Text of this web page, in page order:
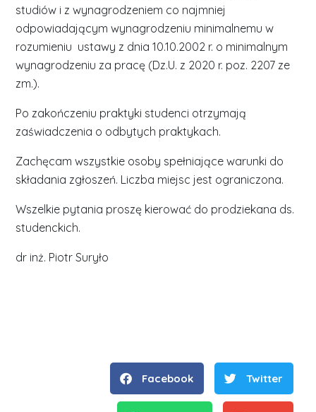
studiów i z wynagrodzeniem co najmniej
odpowiadającym wynagrodzeniu minimalnemu w
rozumieniu ustawy z dnia 10.10.2002 r. o minimalnym
wynagrodzeniu za pracę (Dz.U. z 2020 r. poz. 2207 ze
zm.).
Po zakończeniu praktyki studenci otrzymają
zaświadczenia o odbytych praktykach.
Zachęcam wszystkie osoby spełniające warunki do
składania zgłoszeń. Liczba miejsc jest ograniczona.
Wszelkie pytania proszę kierować do prodziekana ds.
studenckich.
dr inż. Piotr Suryło
Facebook Twitter